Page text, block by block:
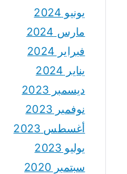
يونيو 2024
مارس 2024
فبراير 2024
يناير 2024
ديسمبر 2023
نوفمبر 2023
أغسطس 2023
يوليو 2023
سبتمبر 2020